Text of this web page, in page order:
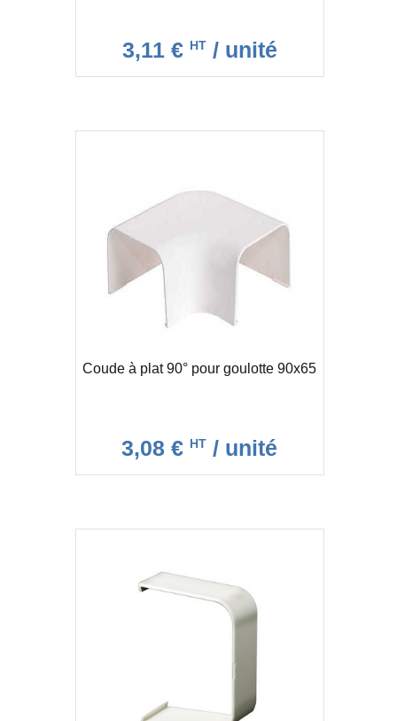
3,11 € HT/ unité
Coude à plat 90° pour goulotte 90x65
3,08 € HT / unité